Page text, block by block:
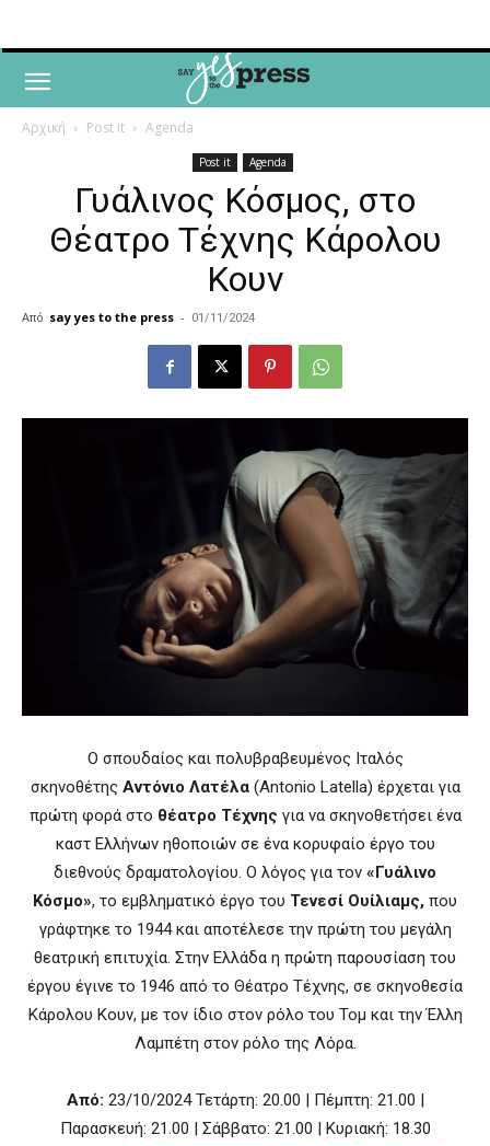
Αρχική Post it Agenda
Post it Agenda
Γυάλινος Κόσμος, στο
Θέατρο Τέχνης Κάρολου
Κουν
Από say yes to the press - 01/11/2024
Ο σπουδαίος και πολυβραβευμένος Ιταλός
σκηνοθέτης Αντόνιο Λατέλα(Antonio Latella) έρχεται για
πρώτη φορά στο θέατρο Τέχνης για να σκηνοθετήσει ένα
καστ Ελλήνων ηθοποιών σε ένα κορυφαίο έργο του
διεθνούς δραματολογίου. Ο λόγος για τον «Γυάλινο
Κόσμο», το εμβληματικό έργο του Τενεσί Ουίλιαμς, που
γράφτηκε το 1944 και αποτέλεσε την πρώτη του μεγάλη
θεατρική επιτυχία. Στην Ελλάδα η πρώτη παρουσίαση του
έργου έγινε το 1946 από το Θέατρο Τέχνης, σε σκηνοθεσία
Κάρολου Κουν, με τον ίδιο στον ρόλο του Τομ και την Έλλη
Λαμπέτη στον ρόλο της Λόρα.
Από: 23/10/2024Τετάρτη: 20.00 | Πέμπτη: 21.00 |
Παρασκευή: 21.00 | Σάββατο: 21.00 | Κυριακή: 18.30